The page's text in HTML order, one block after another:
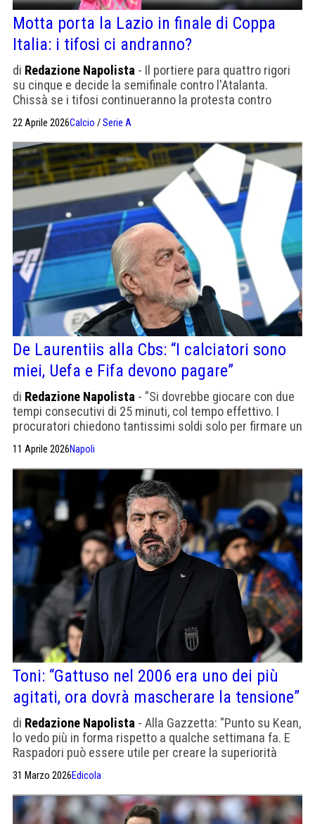
Motta porta la Lazio in finale di Coppa
Italia: i tifosi ci andranno?
di Redazione Napolista - Il portiere para quattro rigori
su cinque e decide la semifinale contro l'Atalanta.
Chissà se i tifosi continueranno la protesta contro
22 Aprile 2026Calcio /Serie A
De Laurentiis alla Cbs: “I calciatori sono
miei, Uefa e Fifa devono pagare”
di Redazione Napolista - "Si dovrebbe giocare con due
tempi consecutivi di 25 minuti, col tempo effettivo. I
procuratori chiedono tantissimi soldi solo per firmare un
11 Aprile 2026Napoli
Toni: “Gattuso nel 2006 era uno dei più
agitati, ora dovrà mascherare la tensione”
di Redazione Napolista - Alla Gazzetta: "Punto su Kean,
lo vedo più in forma rispetto a qualche settimana fa. E
Raspadori può essere utile per creare la superiorità
31 Marzo 2026Edicola